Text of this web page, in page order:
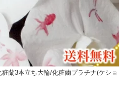
蘭3本立ち大輪/化粧蘭プラチナ(ケショ